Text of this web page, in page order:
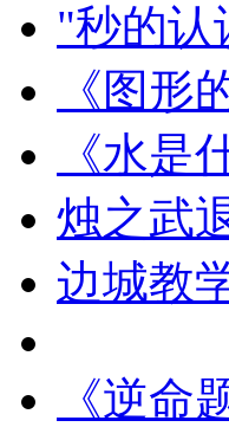
"秒的认
《图形
《水是
烛之武
边城教
《逆命